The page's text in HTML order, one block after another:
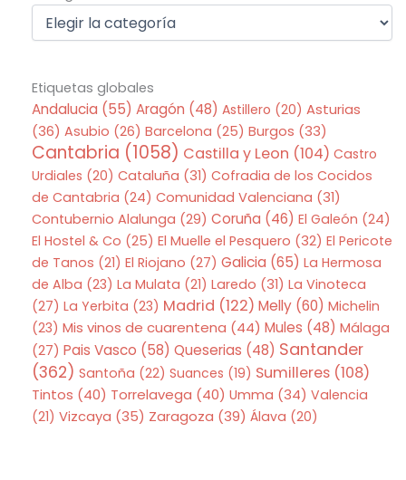
Etiquetas globales
Andalucia (55) Aragón (48) Astillero (20) Asturias
(36) Asubio (26) Barcelona (25) Burgos (33)
Cantabria (1058) Castilla y Leon (104) Castro
Urdiales (20) Cataluña (31) Cofradia de los Cocidos
de Cantabria (24) Comunidad Valenciana (31)
Contubernio Alalunga (29) Coruña (46) El Galeón (24)
El Hostel & Co (25) El Muelle el Pesquero (32) El Pericote
de Tanos (21) El Riojano (27) Galicia (65) La Hermosa
de Alba (23) La Mulata (21) Laredo (31) La Vinoteca
(27) La Yerbita (23) Madrid (122) Melly(60) Michelin
(23) Mis vinos de cuarentena (44) Mules (48) Málaga
(27) Pais Vasco (58) Queserias (48) Santander
(362) Santoña (22) Suances (19) Sumilleres(108)
Tintos (40) Torrelavega (40) Umma (34) Valencia
(21) Vizcaya (35) Zaragoza (39) Álava (20)